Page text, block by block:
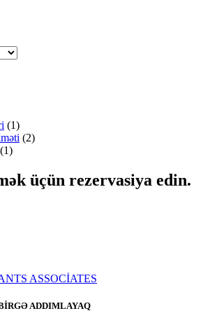
(1)
(2)
(1)
üçün rezervasiya edin.
ADDIMLAYAQ